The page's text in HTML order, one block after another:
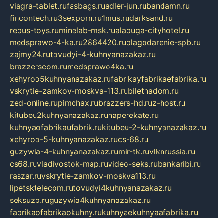
viagra-tablet.rufasbags.ruadler-jun.rubandamn.ru
fincontech.ru3sexporn.ru1mus.rudarksand.ru
rebus-toys.ruminelab-msk.rualabuga-cityhotel.ru
medsprawo-4-ka.ru2864420.rublagodarenie-spb.ru
zajmy24.rutovudyi-4-kuhnyanazakaz.ru
brazzerscom.rumedsprawo4ka.ru
xehyroo5kuhnyanazakaz.rufabrikayfabrikaefabrika.ru
vskrytie-zamkov-moskva-113.rubiletnadom.ru
zed-online.rupimchax.rubrazzers-hd.ruz-host.ru
kitubeu2kuhnyanazakaz.runaperekate.ru
kuhnyaofabrikaufabrik.rukitubeu-2-kuhnyanazakaz.ru
xehyroo-5-kuhnyanazakaz.rucs-68.ru
guzywia-4-kuhnyanazakaz.rumir-tk.ruvlknrussia.ru
cs68.ruvladivostok-map.ruvideo-seks.rubankaribi.ru
raszar.ruvskrytie-zamkov-moskva113.ru
lipetsktelecom.rutovudyi4kuhnyanazakaz.ru
seksuzb.ruguzywia4kuhnyanazakaz.ru
fabrikaofabrikaokuhny.rukuhnyaekuhnyaafabrika.ru